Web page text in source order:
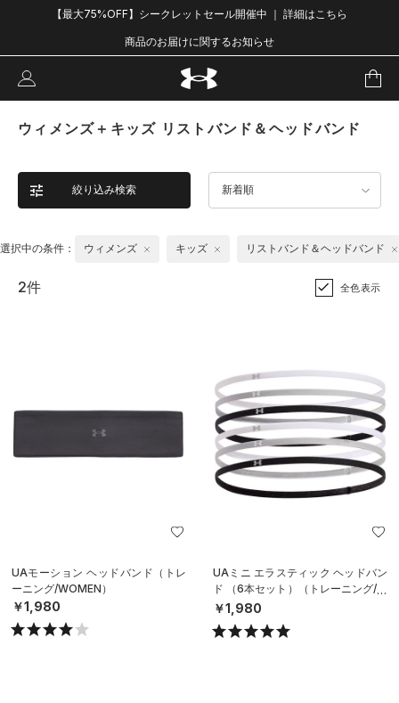
【最大75%OFF】シークレットセール開催中 ｜ 詳細はこちら
商品のお届けに関するお知らせ
ウィメンズ＋キッズ リストバンド＆ヘッドバンド
絞り込み検索 新着順
選択中の条件： ウィメンズ キッズ リストバンド＆ヘッドバンド
2件 全色表示
UAモーション ヘッドバンド（トレ
ーニング/WOMEN）
￥1,980
UAミニ エラスティック ヘッドバン
ド （6本セット）（トレーニング/W
OMEN）
￥1,980